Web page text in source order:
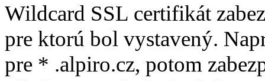
Wildcard SSL certifikát
pre ktorú bol vystavený.
pre * .alpiro.cz, potom